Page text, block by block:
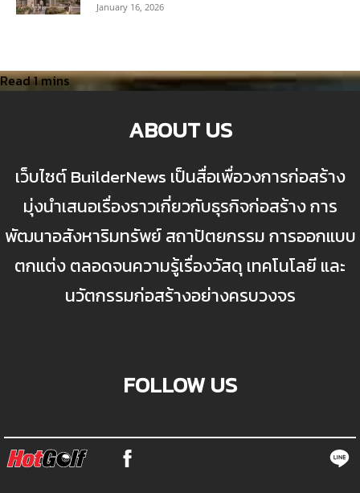
January 16, 2026
ABOUT US
เว็บไซต์ BuilderNews เป็นสื่อเพื่อวงการก่อสร้าง
มุ่งนำเสนอเรื่องราวเกี่ยวกับธุรกิจก่อสร้าง การ
พัฒนาอสังหาริมทรัพย์ สถาปัตยกรรม การออกแบบ
ตกแต่ง ตลอดจนความรู้เรื่องวัสดุ เทคโนโลยี และ
นวัตกรรมก่อสร้างอย่างครบวงจร
FOLLOW US